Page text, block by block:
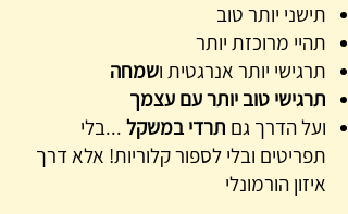
תישני יותר טוב
תהיי מרוכזת יותר
תרגישי יותר אנרגטית ושמחה
תרגישי טוב יותר עם עצמך
ועל הדרך גם תרדי במשקל ...בלי
תפריטים ובלי לספור קלוריות! אלא דרך
איזון הורמונלי